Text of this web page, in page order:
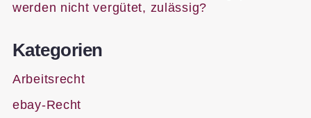
werden nicht vergütet, zulässig?
Kategorien
Arbeitsrecht
ebay-Recht